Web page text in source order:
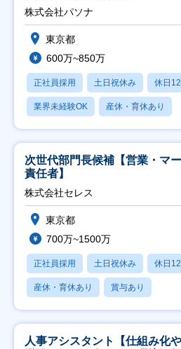
株式会社パソナ
東京都
600万~850万
正社員採用 土日祝休み 休日
業界未経験OK 産休・育休あり
次世代部門長候補【営業・マ
責任者】
株式会社セレス
東京都
700万~1500万
正社員採用 土日祝休み 休日
産休・育休あり 賞与あり
人事アシスタント【仕組み化